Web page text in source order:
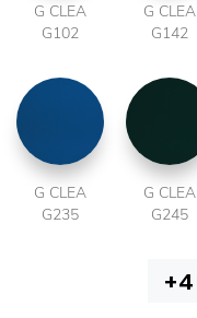
G CLEA
G102
G CLEA
G142
G CLEA
G235
G CLEA
G245